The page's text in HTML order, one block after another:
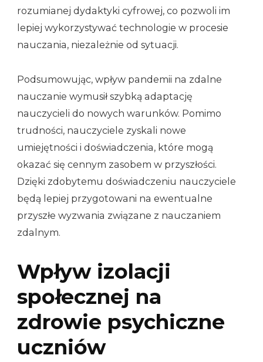
rozumianej dydaktyki cyfrowej, co pozwoli im
lepiej wykorzystywać technologie w procesie
nauczania, niezależnie od sytuacji.
Podsumowując, wpływ pandemii na zdalne
nauczanie wymusił szybką adaptację
nauczycieli do nowych warunków. Pomimo
trudności, nauczyciele zyskali nowe
umiejętności i doświadczenia, które mogą
okazać się cennym zasobem w przyszłości.
Dzięki zdobytemu doświadczeniu nauczyciele
będą lepiej przygotowani na ewentualne
przyszłe wyzwania związane z nauczaniem
zdalnym.
Wpływ izolacji
społecznej na
zdrowie psychiczne
uczniów